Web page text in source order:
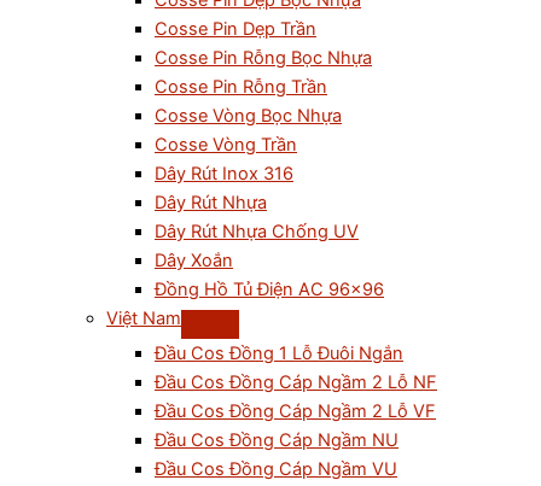
Cosse Pin Dẹp Trần
Cosse Pin Rỗng Bọc Nhựa
Cosse Pin Rỗng Trần
Cosse Vòng Bọc Nhựa
Cosse Vòng Trần
Dây Rút Inox 316
Dây Rút Nhựa
Dây Rút Nhựa Chống UV
Dây Xoắn
Đồng Hồ Tủ Điện AC 96×96
Việt Nam
Đầu Cos Đồng 1 Lỗ Đuôi Ngắn
Đầu Cos Đồng Cáp Ngầm 2 Lỗ NF
Đầu Cos Đồng Cáp Ngầm 2 Lỗ VF
Đầu Cos Đồng Cáp Ngầm NU
Đầu Cos Đồng Cáp Ngầm VU